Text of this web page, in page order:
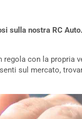
sulla nostra RC
con la propria
sul mercato,